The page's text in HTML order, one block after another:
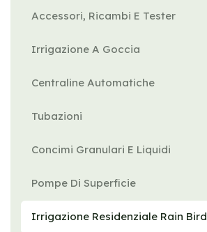
Accessori, Ricambi E Tester
Irrigazione A Goccia
Centraline Automatiche
Tubazioni
Concimi Granulari E Liquidi
Pompe Di Superficie
Irrigazione Residenziale Rain Bird